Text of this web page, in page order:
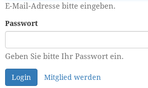
E-Mail-Adresse bitte eingeben.
Passwort
Geben Sie bitte Ihr Passwort ein.
Login Mitglied werden